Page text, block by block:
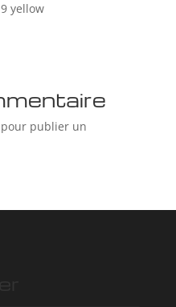
yellow
publier un